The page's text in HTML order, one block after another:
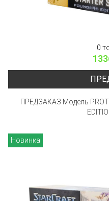
0
ПРЕДЗАКАЗ Модель
Новинка